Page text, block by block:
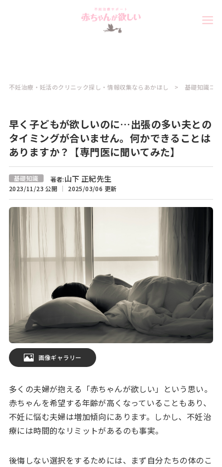
不妊治療・妊活のクリニック探し・情報収集ならあかほし 基礎知識コ
早く子どもが欲しいのに…出張の多い夫との
タイミングが合いません。何かできることは
ありますか？【専門医に聞いてみた】
基礎知識 著者:山下 正紀先生
2023/11/23 公開 2025/03/06 更新
画像ギャラリー
多くの夫婦が抱える「赤ちゃんが欲しい」という思い。
赤ちゃんを希望する年齢が高くなっていることもあり、
不妊に悩む夫婦は増加傾向にあります。しかし、不妊治
療には時間的なリミットがあるのも事実。
後悔しない選択をするためには、まず自分たちの体のこ